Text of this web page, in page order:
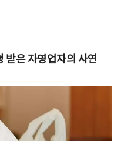
받은 자영업자의 사연